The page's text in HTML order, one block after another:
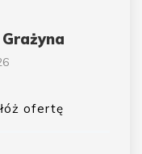
Grażyna
ofertę